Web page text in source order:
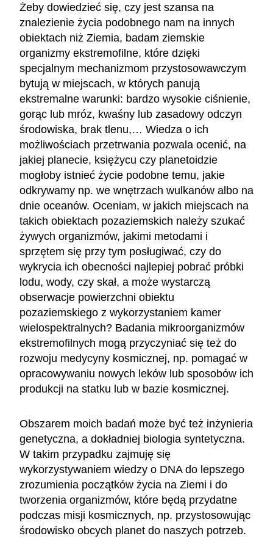
Żeby dowiedzieć się, czy jest szansa na
znalezienie życia podobnego nam na innych
obiektach niż Ziemia, badam ziemskie
organizmy ekstremofilne, które dzięki
specjalnym mechanizmom przystosowawczym
bytują w miejscach, w których panują
ekstremalne warunki: bardzo wysokie ciśnienie,
gorąc lub mróz, kwaśny lub zasadowy odczyn
środowiska, brak tlenu,… Wiedza o ich
możliwościach przetrwania pozwala ocenić, na
jakiej planecie, księżycu czy planetoidzie
mogłoby istnieć życie podobne temu, jakie
odkrywamy np. we wnętrzach wulkanów albo na
dnie oceanów. Oceniam, w jakich miejscach na
takich obiektach pozaziemskich należy szukać
żywych organizmów, jakimi metodami i
sprzętem się przy tym posługiwać, czy do
wykrycia ich obecności najlepiej pobrać próbki
lodu, wody, czy skał, a może wystarczą
obserwacje powierzchni obiektu
pozaziemskiego z wykorzystaniem kamer
wielospektralnych? Badania mikroorganizmów
ekstremofilnych mogą przyczyniać się też do
rozwoju medycyny kosmicznej, np. pomagać w
opracowywaniu nowych leków lub sposobów ich
produkcji na statku lub w bazie kosmicznej.
Obszarem moich badań może być też inżynieria
genetyczna, a dokładniej biologia syntetyczna.
W takim przypadku zajmuję się
wykorzystywaniem wiedzy o DNA do lepszego
zrozumienia początków życia na Ziemi i do
tworzenia organizmów, które będą przydatne
podczas misji kosmicznych, np. przystosowując
środowisko obcych planet do naszych potrzeb.